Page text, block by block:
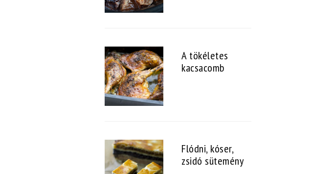
A tökéletes
kacsacomb
Flódni, kóser,
zsidó sütemény